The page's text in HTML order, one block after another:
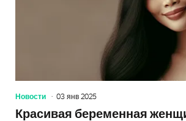
Новости 03 янв 2025
Красивая беременная